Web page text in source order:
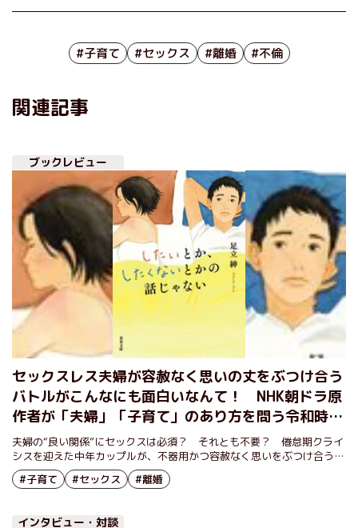
#子育て #セックス #離婚 #不倫
関連記事
ブックレビュー
セックスレス夫婦が容赦なく思いの丈をぶつけ合う
バトルがこんなにも面白いなんて！ NHK朝ドラ原
作者が「夫婦」「子育て」のあり方を問う令和時代
の家族小説 『したいとか、したくないとかの話じ
ゃない』足立紳
夫婦の“良い関係”にセックスは必須？ それとも不要？ 倦怠期クライ
シスを迎えた中年カップルが、不器用かつ容赦なく思いをぶつけ合う夫
婦バトル小説
#子育て #セックス #離婚
インタビュー・対談